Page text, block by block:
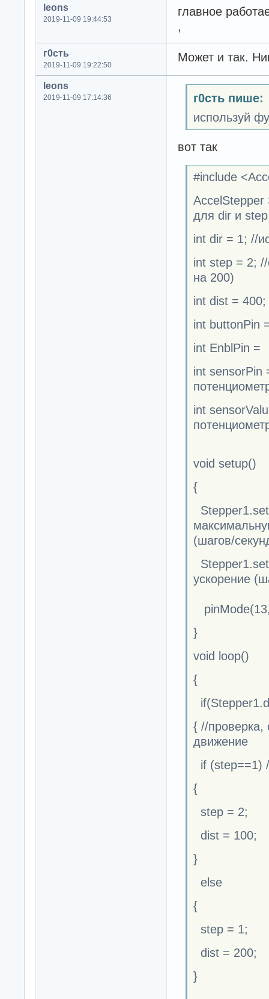
leons
2019-11-09 19:44:53
главное
,
г0сть
2019-11-09 19:22:50
Может и так.
leons
2019-11-09 17:14:36
г0сть пише:
используй
вот так
#include
AccelStepper
для dir и
int dir = 1; //
int step = 2;
на 200)
int dist =
int buttonPin
int EnblPin
int
int
void setup()
{
(шагов/
ускорение
}
void loop()
{
{ //проверка,
движение
if (step==1)
{
step = 2;
dist = 100;
}
else
{
step = 1;
dist = 200;
}